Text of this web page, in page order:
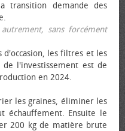
transition demande des
sans forcément
d'occasion, les filtres et les
l'investissement est de
en 2024.
les graines, éliminer les
échauffement. Ensuite le
200 kg de matière brute